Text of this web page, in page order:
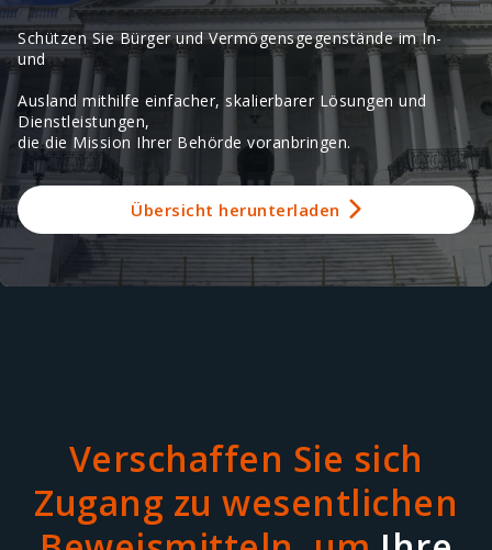
Schützen Sie Bürger und Vermögensgegenstände im In-
und
Ausland mithilfe einfacher, skalierbarer Lösungen und
Dienstleistungen,
die die Mission Ihrer Behörde voranbringen.
Übersicht herunterladen
Verschaffen Sie sich
Zugang zu wesentlichen